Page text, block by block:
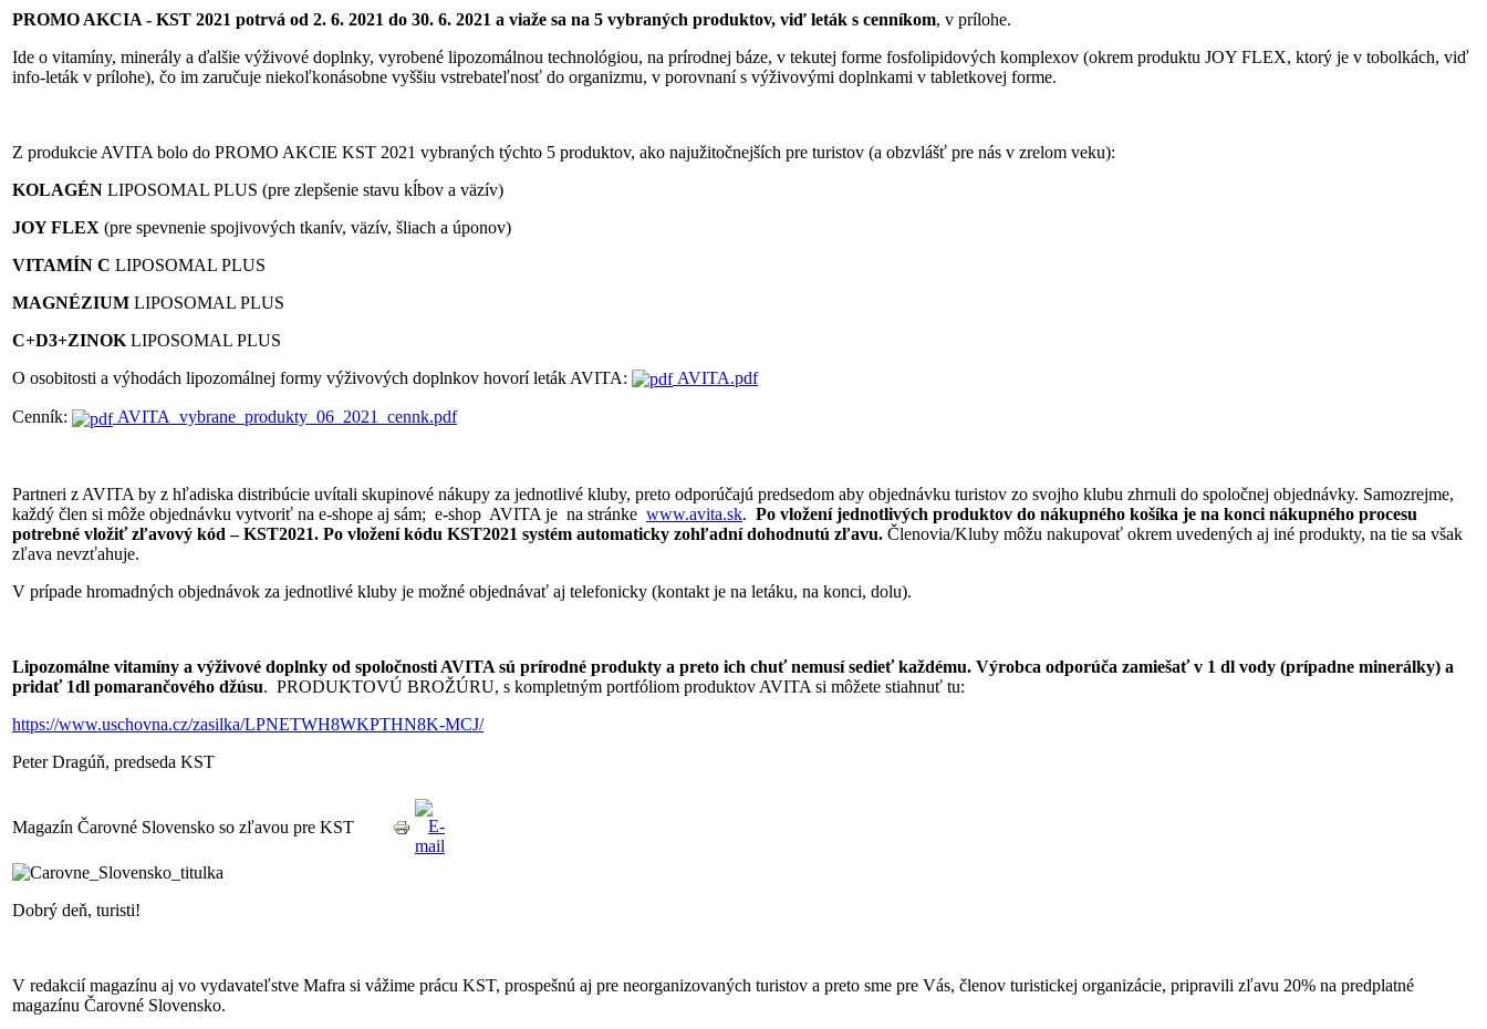
PROMO AKCIA - KST 2021 potrvá od 2. 6. 2021 do 30. 6. 2021 a viaže sa na 5 vybraných produktov, viď leták s cenníkom, v prílohe.
Ide o vitamíny, minerály a ďalšie výživové doplnky, vyrobené lipozomálnou technológiou, na prírodnej báze, v tekutej forme fosfolipidových komplexov (okrem produktu JOY FLEX, ktorý je v tobolkách, viď
info-leták v prílohe), čo im zaručuje niekoľkonásobne vyššiu vstrebateľnosť do organizmu, v porovnaní s výživovými doplnkami v tabletkovej forme.
Z produkcie AVITA bolo do PROMO AKCIE KST 2021 vybraných týchto 5 produktov, ako najužitočnejších pre turistov (a obzvlášť pre nás v zrelom veku):
KOLAGÉN LIPOSOMAL PLUS (pre zlepšenie stavu kĺbov a väzív)
JOY FLEX (pre spevnenie spojivových tkanív, väzív, šliach a úponov)
VITAMÍN C LIPOSOMAL PLUS
MAGNÉZIUM LIPOSOMAL PLUS
C+D3+ZINOK LIPOSOMAL PLUS
O osobitosti a výhodách lipozomálnej formy výživových doplnkov hovorí leták AVITA:
AVITA.pdf
Cenník: AVITA_vybrane_produkty_06_2021_cennk.pdf
Partneri z AVITA by z hľadiska distribúcie uvítali skupinové nákupy za jednotlivé kluby, preto odporúčajú predsedom aby objednávku turistov zo svojho klubu zhrnuli do spoločnej objednávky. Samozrejme,
každý člen si môže objednávku vytvoriť na e-shope aj sám; e-shop AVITA je na stránke www.avita.sk. Po vložení jednotlivých produktov do nákupného košíka je na konci nákupného procesu
potrebné vložiť zľavový kód – KST2021. Po vložení kódu KST2021 systém automaticky zohľadní dohodnutú zľavu. Členovia/Kluby môžu nakupovať okrem uvedených aj iné produkty, na tie sa však
zľava nevzťahuje.
V prípade hromadných objednávok za jednotlivé kluby je možné objednávať aj telefonicky (kontakt je na letáku, na konci, dolu).
Lipozomálne vitamíny a výživové doplnky od spoločnosti AVITA sú prírodné produkty a preto ich chuť nemusí sedieť každému. Výrobca odporúča zamiešať v 1 dl vody (prípadne minerálky) a
pridať 1dl pomarančového džúsu. PRODUKTOVÚ BROŽÚRU, s kompletným portfóliom produktov AVITA si môžete stiahnuť tu:
https://www.uschovna.cz/zasilka/LPNETWH8WKPTHN8K-MCJ/
Peter Dragúň, predseda KST
Magazín Čarovné Slovensko so zľavou pre KST
Dobrý deň, turisti!
V redakcií magazínu aj vo vydavateľstve Mafra si vážime prácu KST, prospešnú aj pre neorganizovaných turistov a preto sme pre Vás, členov turistickej organizácie, pripravili zľavu 20% na predplatné
magazínu Čarovné Slovensko.